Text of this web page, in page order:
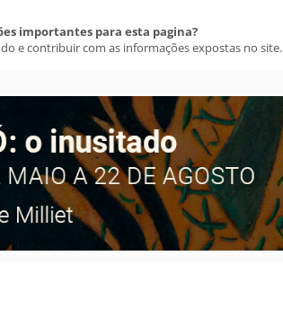
importantes para esta pagina?
e contribuir com as informações expostas no site.